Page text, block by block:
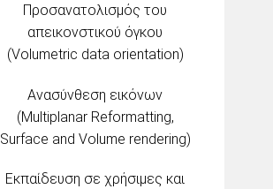
Προσανατολισμός του
απεικονστικού όγκου
(Volumetric data orientation)
Ανασύνθεση εικόνων
(Multiplanar Reformatting,
Surface and Volume rendering)
Εκπαίδευση σε χρήσιμες και